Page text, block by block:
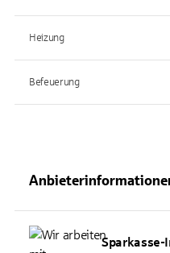
Heizung
Befeuerung
Sparkasse-